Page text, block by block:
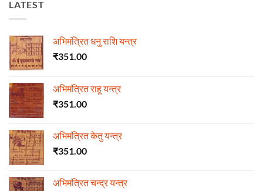
LATEST
अभिमंत्रित धनु राशि यन्त्र
₹351.00
अभिमंत्रित राहू यन्त्र
₹351.00
अभिमंत्रित केतु यन्त्र
₹351.00
अभिमंत्रित चन्द्र यन्त्र